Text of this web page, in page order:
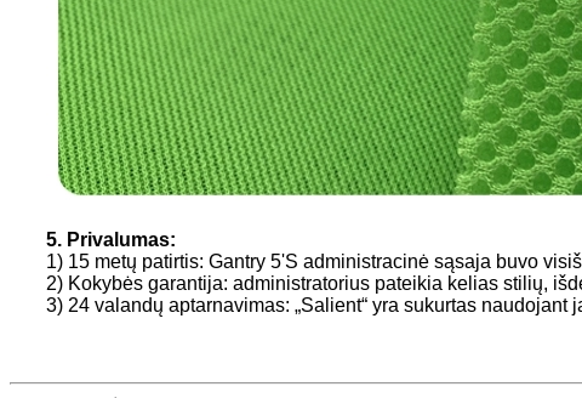
5. Privalumas:
1) 15 metų patirtis: Gantry 5'S administracinė sąsaja buvo
2) Kokybės garantija: administratorius pateikia kelias stilių,
3) 24 valandų aptarnavimas: „Salient“ yra sukurtas